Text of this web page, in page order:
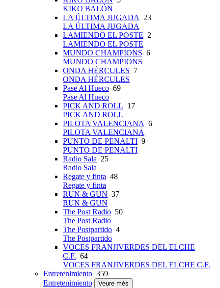
KIKO BALÓN
LA ÚLTIMA JUGADA
23
LA ÚLTIMA JUGADA
LAMIENDO EL POSTE 2
LAMIENDO EL POSTE
MUNDO CHAMPIONS 6
MUNDO CHAMPIONS
ONDA HÉRCULES 7
ONDA HÉRCULES
Pase Al Hueco 69
Pase Al Hueco
PICK AND ROLL 17
PICK AND ROLL
PILOTA VALENCIANA 6
PILOTA VALENCIANA
PUNTO DE PENALTI 9
PUNTO DE PENALTI
Radio Sala 25
Radio Sala
Regate y finta 48
Regate y finta
RUN & GUN 37
RUN & GUN
The Post Radio 50
The Post Radio
The Postpartido 4
The Postpartido
VOCES FRANJIVERDES DEL ELCHE
C.F. 64
VOCES FRANJIVERDES DEL ELCHE C.F.
Entretenimiento 359
Entretenimiento
Veure més